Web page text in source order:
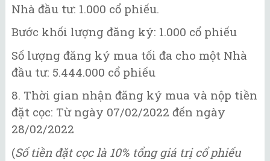
Nhà đầu tư: 1.000 cổ phiếu.
Bước khối lượng đăng ký: 1.000 cổ phiếu
Số lượng đăng ký mua tối đa cho một Nhà
đầu tư: 5.444.000 cổ phiếu
8. Thời gian nhận đăng ký mua và nộp tiền
đặt cọc: Từ ngày 07/02/2022 đến ngày
28/02/2022
(Số tiền đặt cọc là 10% tổng giá trị cổ phiếu